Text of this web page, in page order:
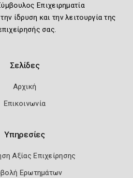
Επιχειρηματία
ίδρυση και την λειτουργία της
σας.
Σελίδες
Αρχική
Επικοινωνία
Υπηρεσίες
Αξίας Επιχείρησης
Ερωτημάτων